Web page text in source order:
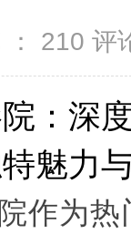
210 评
：深
魅力
作为